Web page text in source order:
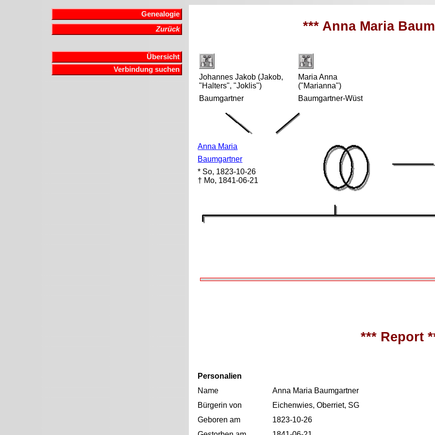
Genealogie
Zurück
Übersicht
Verbindung suchen
*** Anna Maria
Johannes Jakob (Jakob,
"Halters", "Joklis")
Baumgartner
Maria Anna
("Marianna")
Baumgartner-Wüst
Anna Maria
Baumgartner
* So, 1823-10-26
† Mo, 1841-06-21
*** Report
Personalien
Name
Anna Maria Baumgartner
Bürgerin von
Eichenwies, Oberriet, SG
Geboren am
1823-10-26